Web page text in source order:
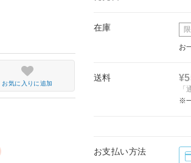
在庫
お
送料
※
お支払い方法
お気に入りに追加